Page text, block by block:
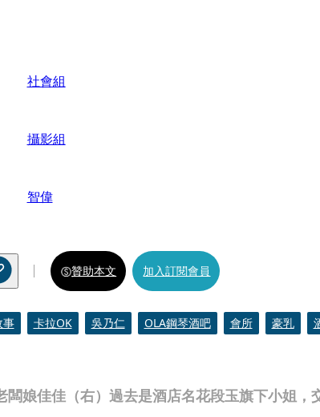
闆娘佳佳（右）過去是酒店名花段玉旗下小姐，
社會組
攝影組
智偉
贊助本文 加入訂閱會員
事 卡拉OK 吳乃仁 OLA鋼琴酒吧 會所 豪乳